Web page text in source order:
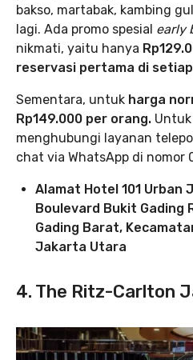
bakso, martabak, kambing
lagi. Ada promo spesial early
nikmati, yaitu hanya
reservasi pertama di
Sementara, untuk harga
Rp149.000 per orang. Untuk
menghubungi layanan
chat via WhatsApp di nomor
Alamat Hotel 101 Urban
Boulevard Bukit Gading
Gading Barat,
Jakarta Utara
4. The Ritz-Carlton